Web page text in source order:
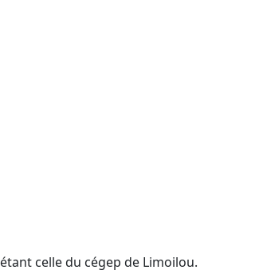
étant celle du cégep de Limoilou.